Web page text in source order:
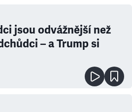
jsou odvážnější než
– a Trump si